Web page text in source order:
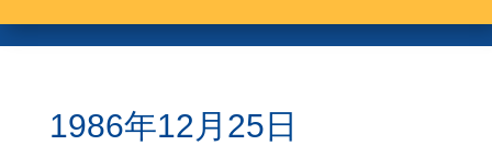
1986年12月25日